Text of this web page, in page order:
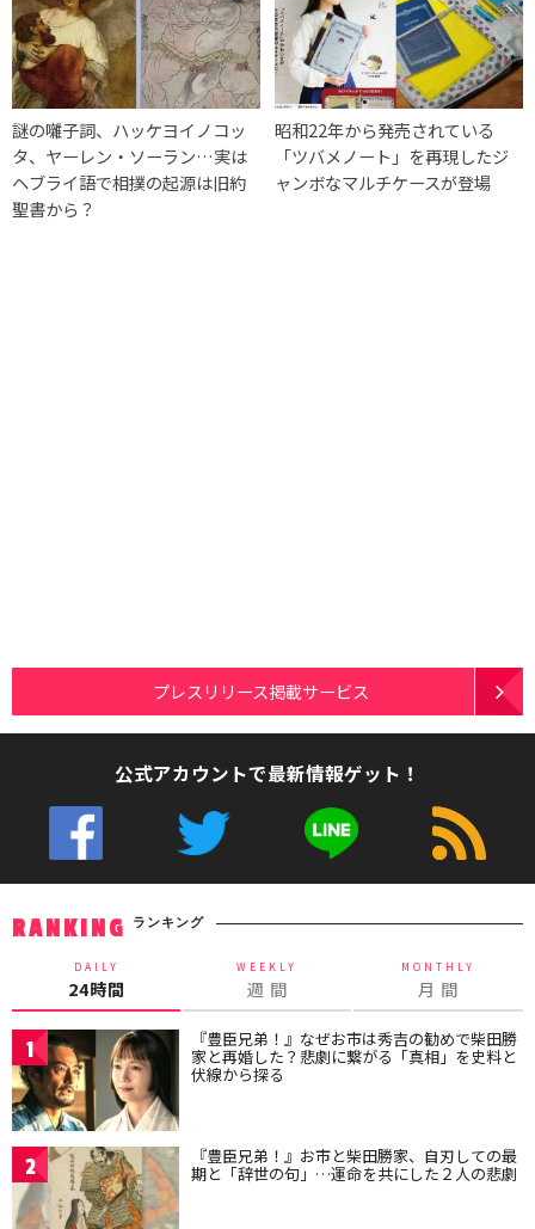
謎の囃子詞、ハッケヨイノコッ
タ、ヤーレン・ソーラン…実は
ヘブライ語で相撲の起源は旧約
聖書から？
昭和22年から発売されている
「ツバメノート」を再現したジ
ャンボなマルチケースが登場
プレスリリース掲載サービス
公式アカウントで最新情報ゲット！
RANKING ランキング
DAILY
24時間
WEEKLY
週 間
MONTHLY
月 間
1 『豊臣兄弟！』なぜお市は秀吉の勧めで柴田勝
家と再婚した？悲劇に繋がる「真相」を史料と
伏線から探る
2 『豊臣兄弟！』お市と柴田勝家、自刃しての最
期と「辞世の句」…運命を共にした２人の悲劇